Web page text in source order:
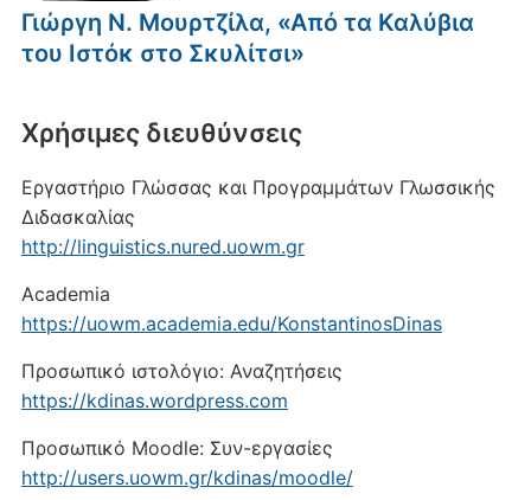
Γιώργη Ν. Μουρτζίλα, «Από τα Καλύβια
του Ιστόκ στο Σκυλίτσι»
Xρήσιμες διευθύνσεις
Εργαστήριο Γλώσσας και Προγραμμάτων Γλωσσικής
Διδασκαλίας
http://linguistics.nured.uowm.gr
Academia
https://uowm.academia.edu/KonstantinosDinas
Προσωπικό ιστολόγιο: Αναζητήσεις
https://kdinas.wordpress.com
Προσωπικό Moodle: Συν-εργασίες
http://users.uowm.gr/kdinas/moodle/